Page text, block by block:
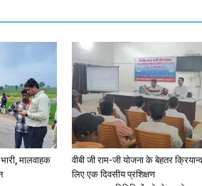
मालवाहक
वीबी जी राम-जी योजना के बेहतर
लिए एक दिवसीय प्रशिक्षण